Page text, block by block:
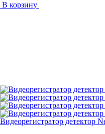
В корзину
Видеорегистратор детектор